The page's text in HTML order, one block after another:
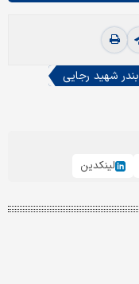
بندر شهید رجایی
لینکدین